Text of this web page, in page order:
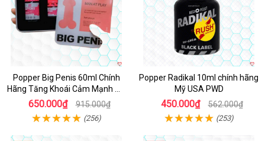
Popper Big Penis 60ml Chính
Hãng Tăng Khoái Cảm Mạnh Mẽ
An Toàn
650.000₫ 915.000₫
(256)
Popper Radikal 10ml chính hãng
Mỹ USA PWD
450.000₫ 562.000₫
(253)